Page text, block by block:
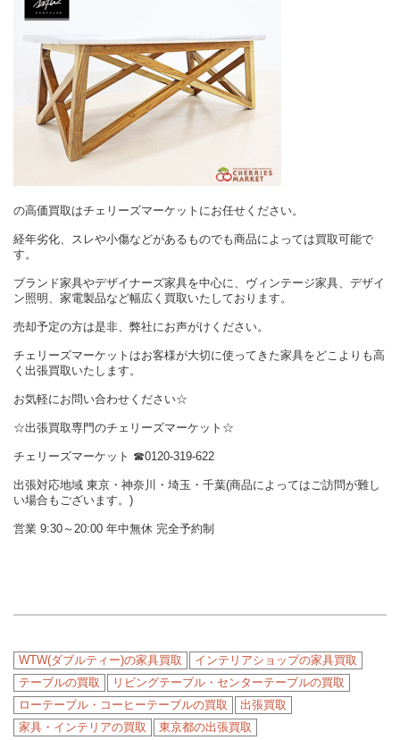
の高価買取はチェリーズマーケットにお任せください。
経年劣化、スレや小傷などがあるものでも商品によっては買取可能で
す。
ブランド家具やデザイナーズ家具を中心に、ヴィンテージ家具、デザイ
ン照明、家電製品など幅広く買取いたしております。
売却予定の方は是非、弊社にお声がけください。
チェリーズマーケットはお客様が大切に使ってきた家具をどこよりも高
く出張買取いたします。
お気軽にお問い合わせください☆
☆出張買取専門のチェリーズマーケット☆
チェリーズマーケット ☎︎0120-319-622
出張対応地域 東京・神奈川・埼玉・千葉(商品によってはご訪問が難し
い場合もございます。)
営業 9:30～20:00 年中無休 完全予約制
WTW(ダブルティー)の家具買取
インテリアショップの家具買取
テーブルの買取
リビングテーブル・センターテーブルの買取
ローテーブル・コーヒーテーブルの買取
出張買取
家具・インテリアの買取
東京都の出張買取